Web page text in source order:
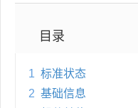
目录
1 标准状态
2 基础信息